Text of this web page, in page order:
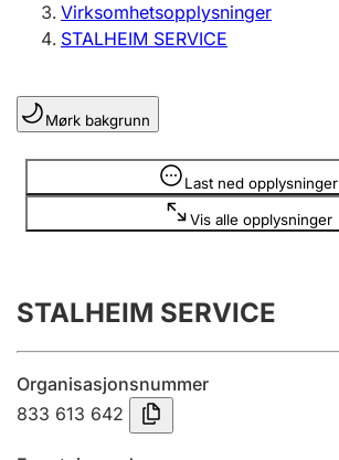
Enkeltpersonforetak
Registrere, endre, slette
Lag og forening
Registrere, endre, slette
Innsending og forsinkelsesgebyr
Tinglysing
Virksomhetsopplysninger
STALHEIM SERVICE
Mørk bakgrunn
Last ned opplysninger
Vis alle opplysninger
Opplysninger er skjult
STALHEIM SERVICE
Organisasjonsnummer
833 613 642